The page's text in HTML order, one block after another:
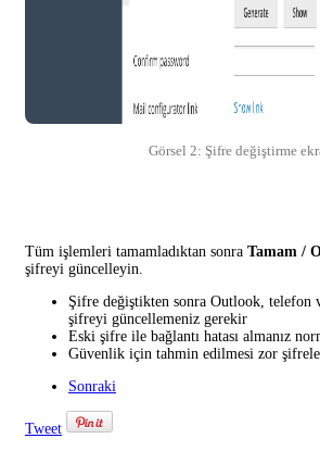
Görsel 2: Şifre değiştirme
Tüm işlemleri tamamladıktan sonra Tamam /
şifreyi güncelleyin.
Şifre değiştikten sonra Outlook, telefon
şifreyi güncellemeniz gerekir
Eski şifre ile bağlantı hatası almanız
Güvenlik için tahmin edilmesi zor
Sonraki
Tweet